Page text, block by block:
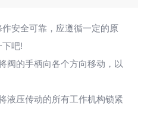
安全可靠，应遵循一定的原
吧!
阀的手柄向各个方向移动，以
液压传动的所有工作机构锁紧